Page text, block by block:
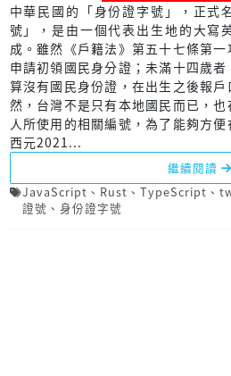
中華民國的「身份證字號」，正式
號」，是由一個代表出生地的大寫
成。雖然《戶籍法》第五十七條第
申請初領國民身分證；未滿十四歲
算沒有國民身份證，在出生之後報
然，台灣不是只有本地國民而已，
人所使用的相關編號，為了能夠方
西元2021...
繼續閱讀
JavaScript 、 Rust 、 TypeScript 、
證號 、 身份證字號